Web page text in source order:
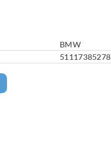
BMW
51117385278